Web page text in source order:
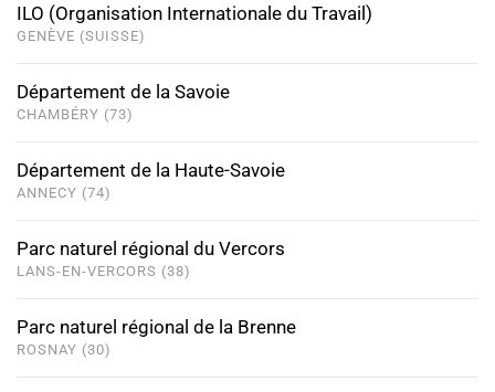
ILO (Organisation Internationale du Travail)
GENÈVE (SUISSE)
Département de la Savoie
CHAMBÉRY (73)
Département de la Haute-Savoie
ANNECY (74)
Parc naturel régional du Vercors
LANS-EN-VERCORS (38)
Parc naturel régional de la Brenne
ROSNAY (30)